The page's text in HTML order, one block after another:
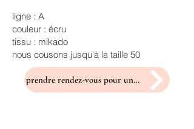
ligne : A
couleur : écru
tissu : mikado
nous cousons jusqu'à la taille 50
prendre rendez-vous pour un essayage